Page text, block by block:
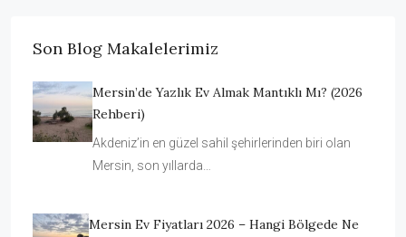
Son Blog Makalelerimiz
Mersin’de Yazlık Ev Almak Mantıklı Mı? (2026
Rehberi)
Akdeniz’in en güzel sahil şehirlerinden biri olan
Mersin, son yıllarda…
Mersin Ev Fiyatları 2026 – Hangi Bölgede Ne